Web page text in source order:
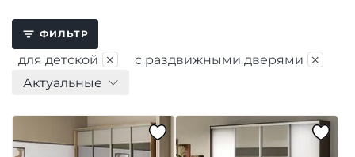
ФИЛЬТР
для детской × с раздвижными дверями ×
Актуальные